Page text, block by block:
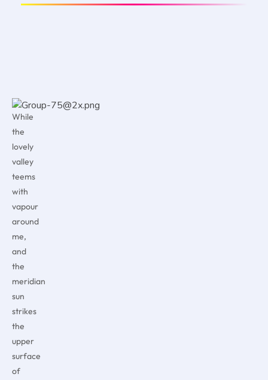
While
the
lovely
valley
teems
with
vapour
around
me,
and
the
meridian
sun
strikes
the
upper
surface
of